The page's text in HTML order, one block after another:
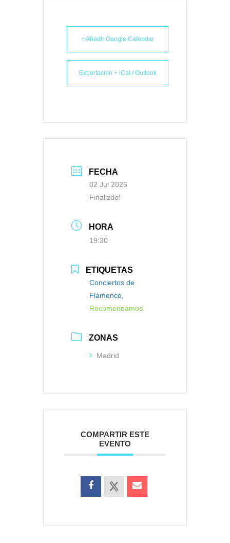
+ Añadir Google Calendar
Exportación + iCal / Outlook
FECHA
02 Jul 2026
Finalizdo!
HORA
19:30
ETIQUETAS
Conciertos de
Flamenco,
Recomendamos
ZONAS
Madrid
COMPARTIR ESTE
EVENTO